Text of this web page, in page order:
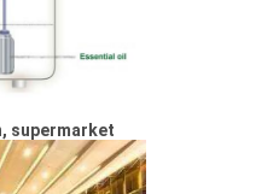
supermarket